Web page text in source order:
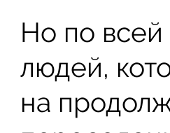
Но по всей
людей,
на